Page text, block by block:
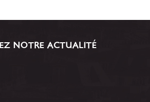
NOTRE ACTUALITÉ